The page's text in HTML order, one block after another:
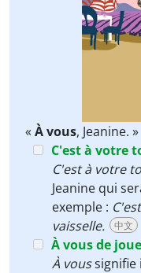
Video
Player
«À vous, Jeanine. »
C'est à votre
C'est à votre
Jeanine qui
exemple :
vaisselle.
中文
À vous de
À voussignifie